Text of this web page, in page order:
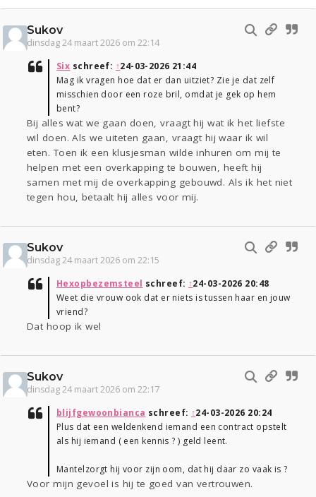
Sukov
dinsdag 24 maart 2026 om 22:14
Six schreef: ↑24-03-2026 21:44
Mag ik vragen hoe dat er dan uitziet? Zie je dat zelf
misschien door een roze bril, omdat je gek op hem
bent?
Bij alles wat we gaan doen, vraagt hij wat ik het liefste
wil doen. Als we uiteten gaan, vraagt hij waar ik wil
eten. Toen ik een klusjesman wilde inhuren om mij te
helpen met een overkapping te bouwen, heeft hij
samen met mij de overkapping gebouwd. Als ik het niet
tegen hou, betaalt hij alles voor mij.
Sukov
dinsdag 24 maart 2026 om 22:15
Hexopbezemsteel schreef: ↑24-03-2026 20:48
Weet die vrouw ook dat er niets is tussen haar en jouw
vriend?
Dat hoop ik wel
Sukov
dinsdag 24 maart 2026 om 22:17
blijfgewoonbianca schreef: ↑24-03-2026 20:24
Plus dat een weldenkend iemand een contract opstelt
als hij iemand ( een kennis ? ) geld leent.
Mantelzorgt hij voor zijn oom, dat hij daar zo vaak is ?
Voor mijn gevoel is hij te goed van vertrouwen.